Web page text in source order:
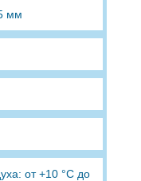
мм
от +10 °С до